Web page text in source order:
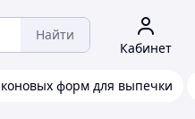
Найти
Кабинет
форм для выпечки